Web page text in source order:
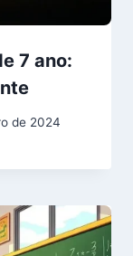
7 ano:
de 2024